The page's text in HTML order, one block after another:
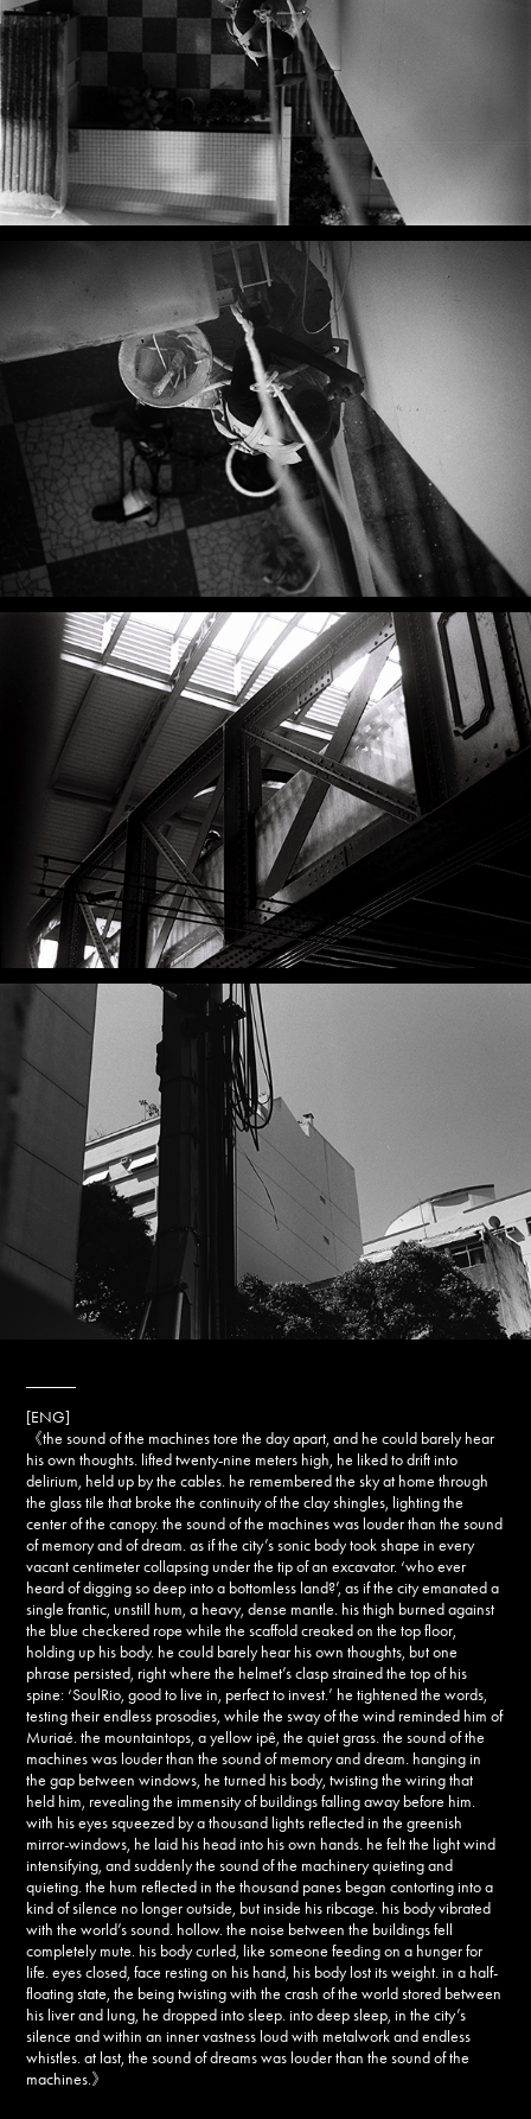
[ENG]
《the sound of the machines tore the day apart, and he could barely hear
his own thoughts. lifted twenty-nine meters high, he liked to drift into
delirium, held up by the cables. he remembered the sky at home through
the glass tile that broke the continuity of the clay shingles, lighting the
center of the canopy. the sound of the machines was louder than the sound
of memory and of dream. as if the city’s sonic body took shape in every
vacant centimeter collapsing under the tip of an excavator. ‘who ever
heard of digging so deep into a bottomless land?’, as if the city emanated a
single frantic, unstill hum, a heavy, dense mantle. his thigh burned against
the blue checkered rope while the scaffold creaked on the top floor,
holding up his body. he could barely hear his own thoughts, but one
phrase persisted, right where the helmet’s clasp strained the top of his
spine: ‘SoulRio, good to live in, perfect to invest.’ he tightened the words,
testing their endless prosodies, while the sway of the wind reminded him of
Muriaé. the mountaintops, a yellow ipê, the quiet grass. the sound of the
machines was louder than the sound of memory and dream. hanging in
the gap between windows, he turned his body, twisting the wiring that
held him, revealing the immensity of buildings falling away before him.
with his eyes squeezed by a thousand lights reflected in the greenish
mirror-windows, he laid his head into his own hands. he felt the light wind
intensifying, and suddenly the sound of the machinery quieting and
quieting. the hum reflected in the thousand panes began contorting into a
kind of silence no longer outside, but inside his ribcage. his body vibrated
with the world’s sound. hollow. the noise between the buildings fell
completely mute. his body curled, like someone feeding on a hunger for
life. eyes closed, face resting on his hand, his body lost its weight. in a half-
floating state, the being twisting with the crash of the world stored between
his liver and lung, he dropped into sleep. into deep sleep, in the city’s
silence and within an inner vastness loud with metalwork and endless
whistles. at last, the sound of dreams was louder than the sound of the
machines.》